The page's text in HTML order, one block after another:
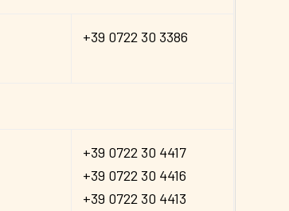
+39 0722 30 3386
+39 0722 30 4417
+39 0722 30 4416
+39 0722 30 4413